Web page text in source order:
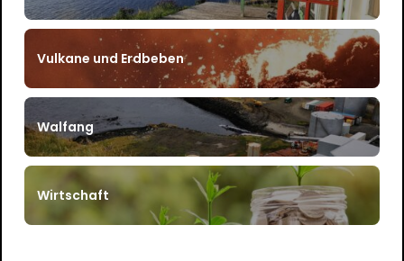
Vulkane und Erdbeben
Walfang
Wirtschaft